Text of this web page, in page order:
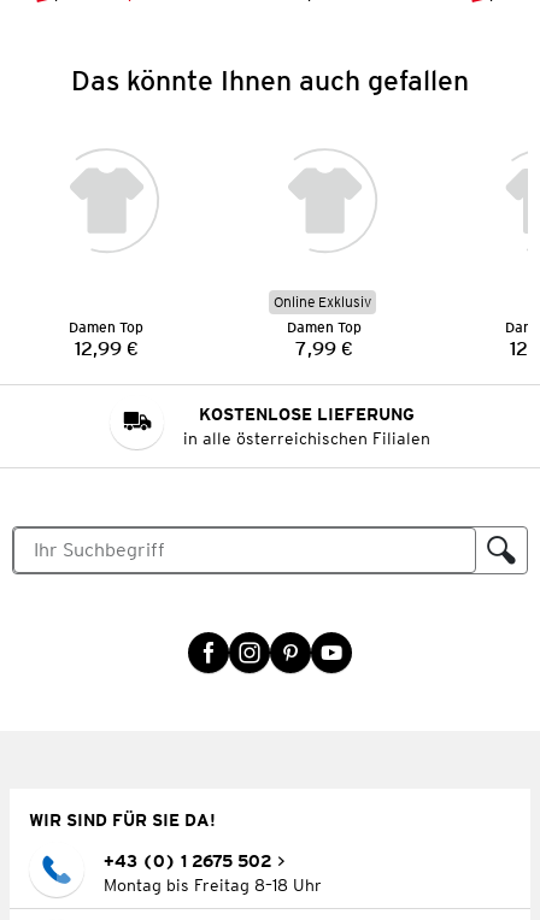
Das könnte Ihnen auch gefallen
Damen Top
Preis:
12,99 €
Online Exklusiv
Damen Top
Preis:
7,99 €
KOSTENLOSE LIEFERUNG
in alle österreichischen Filialen
WIR SIND FÜR SIE DA!
+43 (0) 1 2675 502
Montag bis Freitag 8–18 Uhr